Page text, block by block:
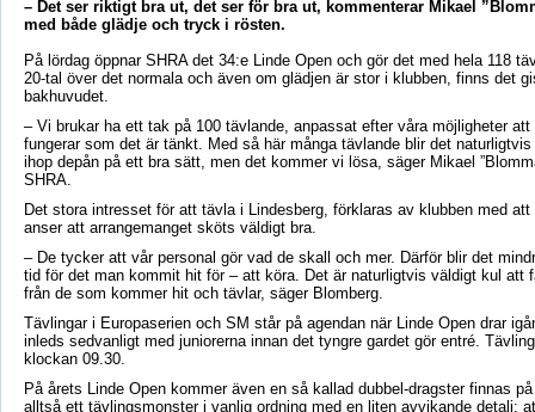
– Det ser riktigt bra ut, det ser för bra ut, kommenterar Mikael
med både glädje och tryck i rösten.
På lördag öppnar SHRA det 34:e Linde Open och gör det med hela 118
20-tal över det normala och även om glädjen är stor i klubben, finns det
bakhuvudet.
– Vi brukar ha ett tak på 100 tävlande, anpassat efter våra möjligheter att
fungerar som det är tänkt. Med så här många tävlande blir det
ihop depån på ett bra sätt, men det kommer vi lösa, säger Mikael
SHRA.
Det stora intresset för att tävla i Lindesberg, förklaras av klubben med att
anser att arrangemanget sköts väldigt bra.
– De tycker att vår personal gör vad de skall och mer. Därför blir det
tid för det man kommit hit för – att köra. Det är naturligtvis väldigt kul att
från de som kommer hit och tävlar, säger Blomberg.
Tävlingar i Europaserien och SM står på agendan när Linde Open drar
inleds sedvanligt med juniorerna innan det tyngre gardet gör entré.
klockan 09.30.
På årets Linde Open kommer även en så kallad dubbel-dragster finnas
alltså ett tävlingsmonster i vanlig ordning med en liten avvikande detalj: